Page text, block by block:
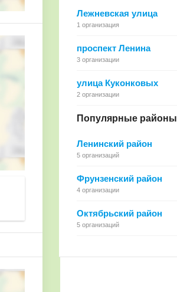
Лежневская улица
1 организация
проспект Ленина
3 организации
улица Куконковых
2 организации
Популярные районы
Ленинский район
5 организаций
Фрунзенский район
4 организации
Октябрьский район
5 организаций